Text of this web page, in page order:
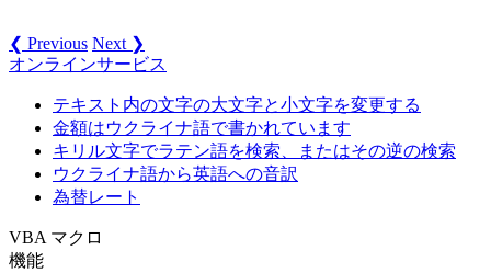
❮ Previous Next ❯
オンラインサービス
テキスト内の文字の大文字と小文字を変更する
金額はウクライナ語で書かれています
キリル文字でラテン語を検索、またはその逆の検索
ウクライナ語から英語への音訳
為替レート
VBA マクロ
機能